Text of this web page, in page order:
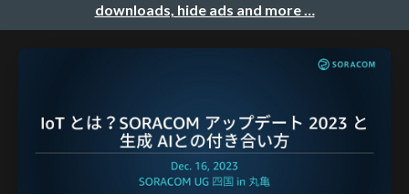
downloads, hide ads and more …